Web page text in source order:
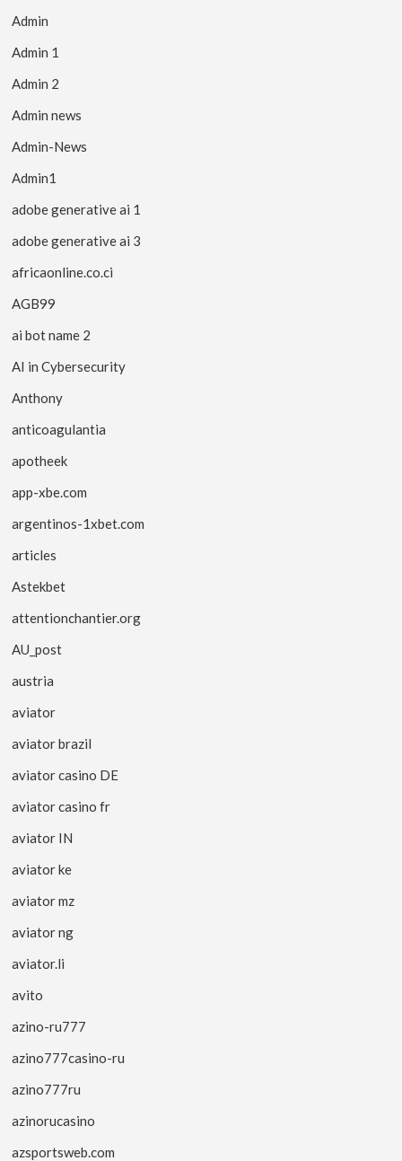
Admin
Admin 1
Admin 2
Admin news
Admin-News
Admin1
adobe generative ai 1
adobe generative ai 3
africaonline.co.ci
AGB99
ai bot name 2
AI in Cybersecurity
Anthony
anticoagulantia
apotheek
app-xbe.com
argentinos-1xbet.com
articles
Astekbet
attentionchantier.org
AU_post
austria
aviator
aviator brazil
aviator casino DE
aviator casino fr
aviator IN
aviator ke
aviator mz
aviator ng
aviator.li
avito
azino-ru777
azino777casino-ru
azino777ru
azinorucasino
azsportsweb.com